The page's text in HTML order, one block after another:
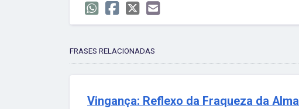
FRASES RELACIONADAS
Vingança: Reflexo da Fraqueza da Alma